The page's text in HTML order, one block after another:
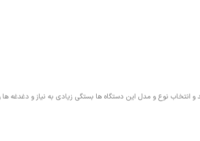
انتخاب نوع و مدل این دستگاه ها بستگی زیادی به نیاز و دغدغه ها